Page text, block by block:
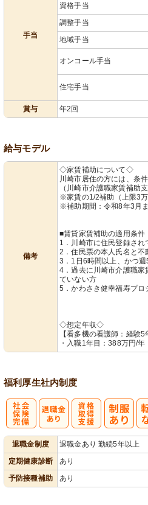
手当
資格手当
調整手当
地域手当
オンコール手当
住宅手当
賞与
年2回
給与モデル
備考
◇家賃補助について◇
川崎市居住の方には、条
（川崎市介護職家賃補助
※家賃の1/2補助（上限3万
※補助期間：令和8年3月
■賃貸家賃補助の適用条件
1．川崎市に住民登録され
2．住民票の本人氏名と
3．1日6時間以上、かつ
4．過去に川崎市介護職家
ていない方
5．かわさき健幸福寿プ
◇想定年収◇
【看多機の看護師：経験5
・入職1年目：388万円/年
福利厚生社内制度
退職金制度
退職金あり 勤続5年以上
定期健康診断
あり
予防接種補助
あり